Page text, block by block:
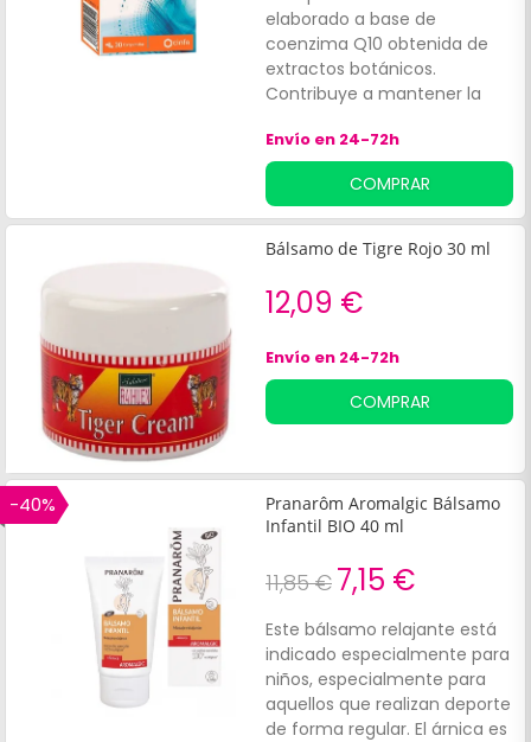
elaborado a base de
coenzima Q10 obtenida de
extractos botánicos.
Contribuye a mantener la
los tejidos del cuerpo.
Envío en 24-72h
COMPRAR
Bálsamo de Tigre Rojo 30 ml
12,09 €
Envío en 24-72h
COMPRAR
-40%
Pranarôm Aromalgic Bálsamo
Infantil BIO 40 ml
11,85 € 7,15 €
Este bálsamo relajante está
indicado especialmente para
niños, especialmente para
aquellos que realizan deporte
de forma regular. El árnica es